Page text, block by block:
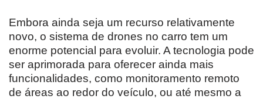
Embora ainda seja um recurso relativamente
novo, o sistema de drones no carro tem um
enorme potencial para evoluir. A tecnologia pode
ser aprimorada para oferecer ainda mais
funcionalidades, como monitoramento remoto
de áreas ao redor do veículo, ou até mesmo a